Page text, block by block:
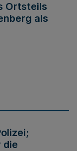
Ortsteils
als
die